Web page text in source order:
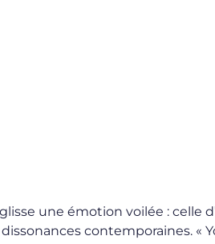
une émotion voilée : celle
contemporaines. «